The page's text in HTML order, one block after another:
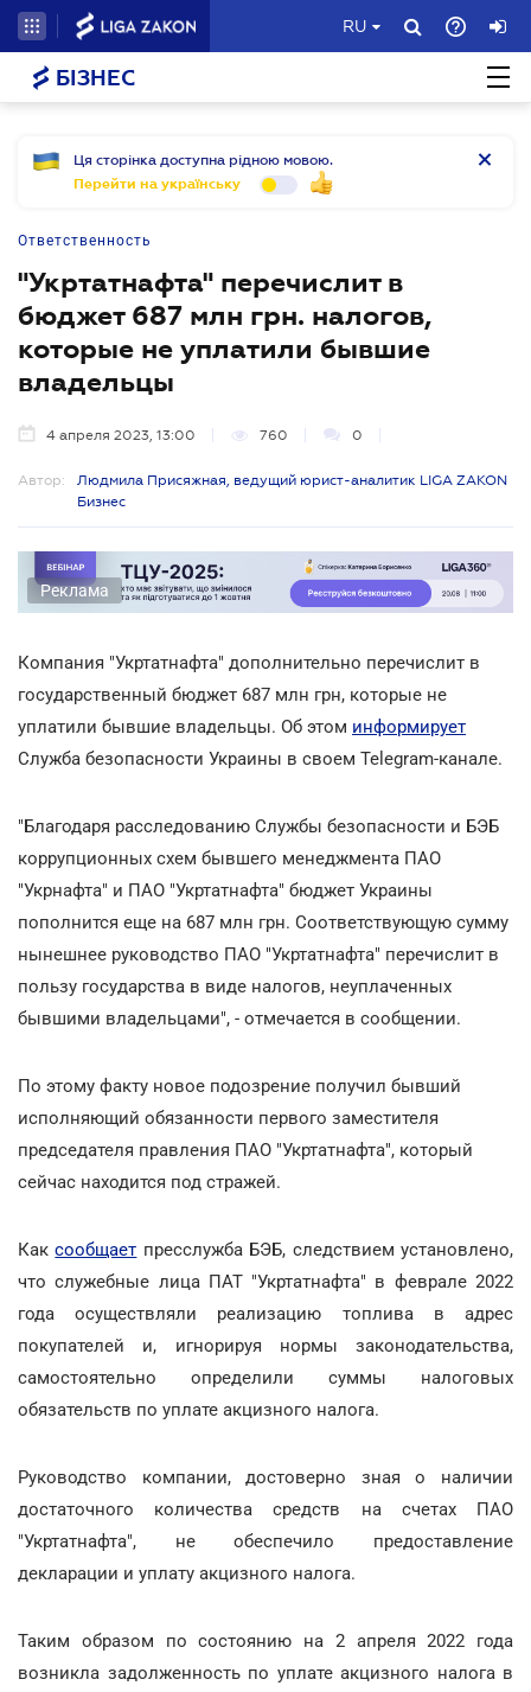
RU
БІЗНЕС
Ця сторінка доступна рідною мовою.
Перейти на українську
Ответственность
"Укртатнафта" перечислит в
бюджет 687 млн грн. налогов,
которые не уплатили бывшие
владельцы
4 апреля 2023, 13:00 760 0
Автор:
Людмила Присяжная, ведущий юрист-аналитик LIGA ZAKON
Бизнес
Реклама
Компания "Укртатнафта" дополнительно перечислит в
государственный бюджет 687 млн грн, которые не
уплатили бывшие владельцы. Об этом информирует
Служба безопасности Украины в своем Telegram-канале.
"Благодаря расследованию Службы безопасности и БЭБ
коррупционных схем бывшего менеджмента ПАО
"Укрнафта" и ПАО "Укртатнафта" бюджет Украины
пополнится еще на 687 млн грн. Соответствующую сумму
нынешнее руководство ПАО "Укртатнафта" перечислит в
пользу государства в виде налогов, неуплаченных
бывшими владельцами", - отмечается в сообщении.
По этому факту новое подозрение получил бывший
исполняющий обязанности первого заместителя
председателя правления ПАО "Укртатнафта", который
сейчас находится под стражей.
Каксообщает пресслужба БЭБ, следствием установлено,
что служебные лица ПАТ "Укртатнафта" в феврале 2022
года осуществляли реализацию топлива в адрес
покупателей и, игнорируя нормы законодательства,
самостоятельно определили суммы налоговых
обязательств по уплате акцизного налога.
Руководство компании, достоверно зная о наличии
достаточного количества средств на счетах ПАО
"Укртатнафта", не обеспечило предоставление
декларации и уплату акцизного налога.
Таким образом по состоянию на 2 апреля 2022 года
возникла задолженность по уплате акцизного налога в